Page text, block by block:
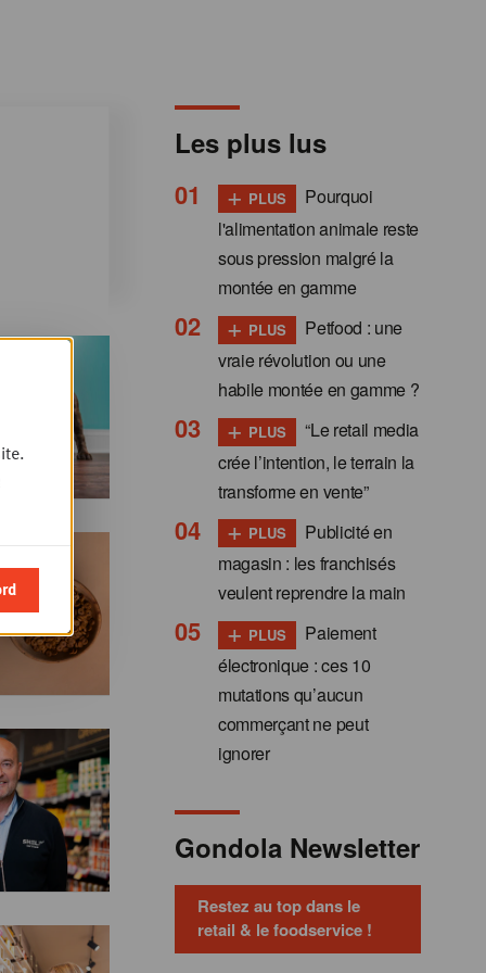
Les plus lus
+ PLUS
Pourquoi
l'alimentation animale reste
sous pression malgré la
montée en gamme
+ PLUS
Petfood : une
vraie révolution ou une
habile montée en gamme ?
+ PLUS
“Le retail media
crée l’intention, le terrain la
transforme en vente”
+ PLUS
Publicité en
magasin : les franchisés
veulent reprendre la main
+ PLUS
Paiement
électronique : ces 10
mutations qu’aucun
commerçant ne peut
ignorer
Gondola Newsletter
Restez au top dans le
retail & le foodservice !